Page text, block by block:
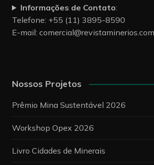
Informações de Contato:
Telefone: +55 (11) 3895-8590
E-mail:
Nossos Projetos
Prêmio Mina Sustentável 2026
Workshop Opex 2026
Livro Cidades de Minerais